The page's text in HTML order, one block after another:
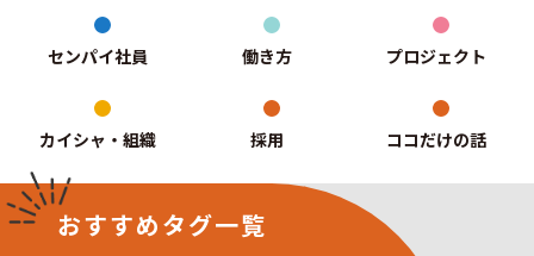
センパイ社員 働き方 プロジェクト
カイシャ・組織 採用 ココだけの話
おすすめタグ一覧